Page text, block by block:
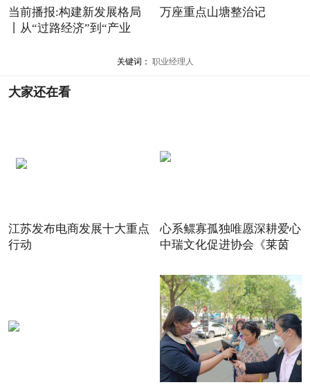
当前播报:构建新发展格局
丨从“过路经济”到“产业
万座重点山塘整治记
关键词： 职业经理人
大家还在看
江苏发布电商发展十大重点
行动
心系鳏寡孤独唯愿深耕爱心
中瑞文化促进协会《莱茵